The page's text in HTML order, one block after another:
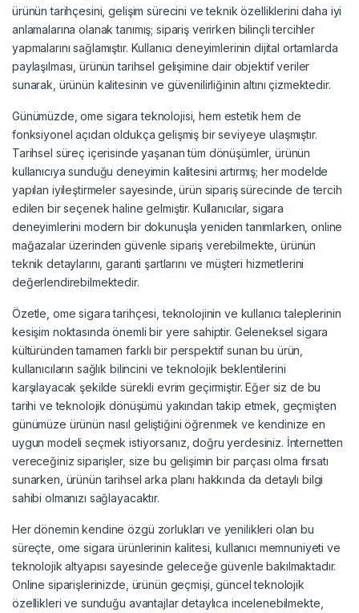
ürünün tarihçesini, gelişim sürecini ve teknik özelliklerini daha iyi
anlamalarına olanak tanımış; sipariş verirken bilinçli tercihler
yapmalarını sağlamıştır. Kullanıcı deneyimlerinin dijital ortamlarda
paylaşılması, ürünün tarihsel gelişimine dair objektif veriler
sunarak, ürünün kalitesinin ve güvenilirliğinin altını çizmektedir.
Günümüzde, ome sigara teknolojisi, hem estetik hem de
fonksiyonel açıdan oldukça gelişmiş bir seviyeye ulaşmıştır.
Tarihsel süreç içerisinde yaşanan tüm dönüşümler, ürünün
kullanıcıya sunduğu deneyimin kalitesini artırmış; her modelde
yapılan iyileştirmeler sayesinde, ürün sipariş sürecinde de tercih
edilen bir seçenek haline gelmiştir. Kullanıcılar, sigara
deneyimlerini modern bir dokunuşla yeniden tanımlarken, online
mağazalar üzerinden güvenle sipariş verebilmekte, ürünün
teknik detaylarını, garanti şartlarını ve müşteri hizmetlerini
değerlendirebilmektedir.
Özetle, ome sigara tarihçesi, teknolojinin ve kullanıcı taleplerinin
kesişim noktasında önemli bir yere sahiptir. Geleneksel sigara
kültüründen tamamen farklı bir perspektif sunan bu ürün,
kullanıcıların sağlık bilincini ve teknolojik beklentilerini
karşılayacak şekilde sürekli evrim geçirmiştir. Eğer siz de bu
tarihi ve teknolojik dönüşümü yakından takip etmek, geçmişten
günümüze ürünün nasıl geliştiğini öğrenmek ve kendinize en
uygun modeli seçmek istiyorsanız, doğru yerdesiniz. İnternetten
vereceğiniz siparişler, size bu gelişimin bir parçası olma fırsatı
sunarken, ürünün tarihsel arka planı hakkında da detaylı bilgi
sahibi olmanızı sağlayacaktır.
Her dönemin kendine özgü zorlukları ve yenilikleri olan bu
süreçte, ome sigara ürünlerinin kalitesi, kullanıcı memnuniyeti ve
teknolojik altyapısı sayesinde geleceğe güvenle bakılmaktadır.
Online siparişlerinizde, ürünün geçmişi, güncel teknolojik
özellikleri ve sunduğu avantajlar detaylıca incelenebilmekte,